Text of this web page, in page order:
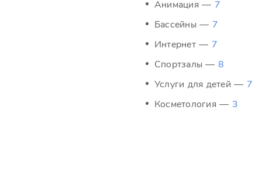
Анимация — 7
Бассейны — 7
Интернет — 7
Спортзалы — 8
Услуги для детей — 7
Косметология — 3